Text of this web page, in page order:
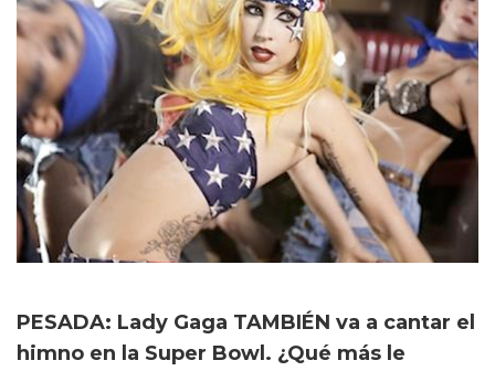
PESADA: Lady Gaga TAMBIÉN va a cantar el
himno en la Super Bowl. ¿Qué más le